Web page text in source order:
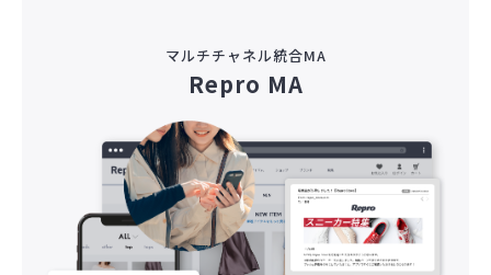
マルチチャネル統合MA
Repro MA